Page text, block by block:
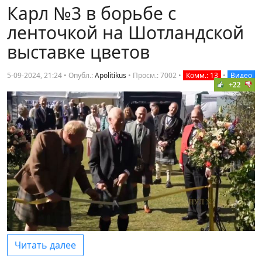
Карл №3 в борьбе с
ленточкой на Шотландской
выставке цветов
5-09-2024, 21:24 • Опубл.:Apolitikus • Просм.: 7002 • Комм.: 13 • Видео
+22
Читать далее